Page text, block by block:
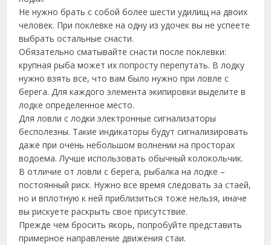
Не нужно брать с собой более шести удилищ на двоих
человек. При поклевке на одну из удочек вы не успеете
выбрать остальные снасти.
Обязательно сматывайте снасти после поклевки:
крупная рыба может их попросту перепутать. В лодку
нужно взять все, что вам было нужно при ловле с
берега. Для каждого элемента экипировки выделите в
лодке определенное место.
Для ловли с лодки электронные сигнализаторы
бесполезны. Такие индикаторы будут сигнализировать
даже при очень небольшом волнении на просторах
водоема. Лучше использовать обычный колокольчик.
В отличие от ловли с берега, рыбалка на лодке –
постоянный риск. Нужно все время следовать за стаей,
но и вплотную к ней приблизиться тоже нельзя, иначе
вы рискуете раскрыть свое присутствие.
Прежде чем бросить якорь, попробуйте представить
примерное направление движения стаи.